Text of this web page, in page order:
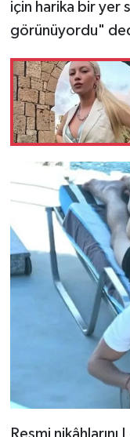
için harika bir yer
görünüyordu"
Resmi